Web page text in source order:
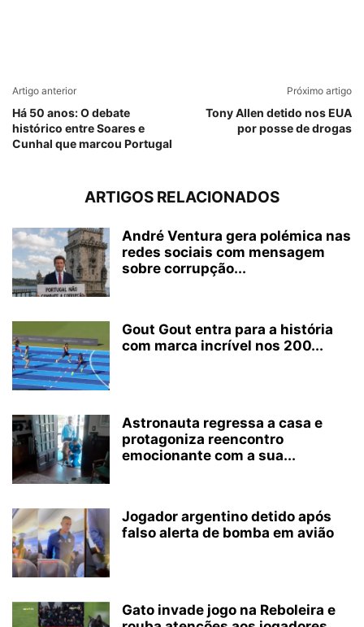
Artigo anterior
Há 50 anos: O debate
histórico entre Soares e
Cunhal que marcou Portugal
Próximo artigo
Tony Allen detido nos EUA
por posse de drogas
ARTIGOS RELACIONADOS
André Ventura gera polémica nas
redes sociais com mensagem
sobre corrupção...
Gout Gout entra para a história
com marca incrível nos 200...
Astronauta regressa a casa e
protagoniza reencontro
emocionante com a sua...
Jogador argentino detido após
falso alerta de bomba em avião
Gato invade jogo na Reboleira e